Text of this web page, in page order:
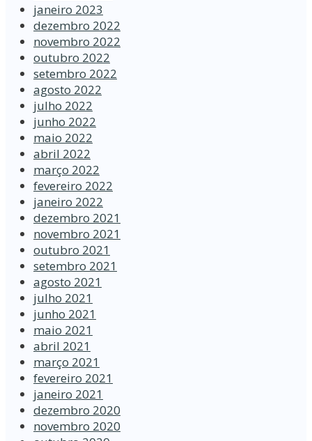
janeiro 2023
dezembro 2022
novembro 2022
outubro 2022
setembro 2022
agosto 2022
julho 2022
junho 2022
maio 2022
abril 2022
março 2022
fevereiro 2022
janeiro 2022
dezembro 2021
novembro 2021
outubro 2021
setembro 2021
agosto 2021
julho 2021
junho 2021
maio 2021
abril 2021
março 2021
fevereiro 2021
janeiro 2021
dezembro 2020
novembro 2020